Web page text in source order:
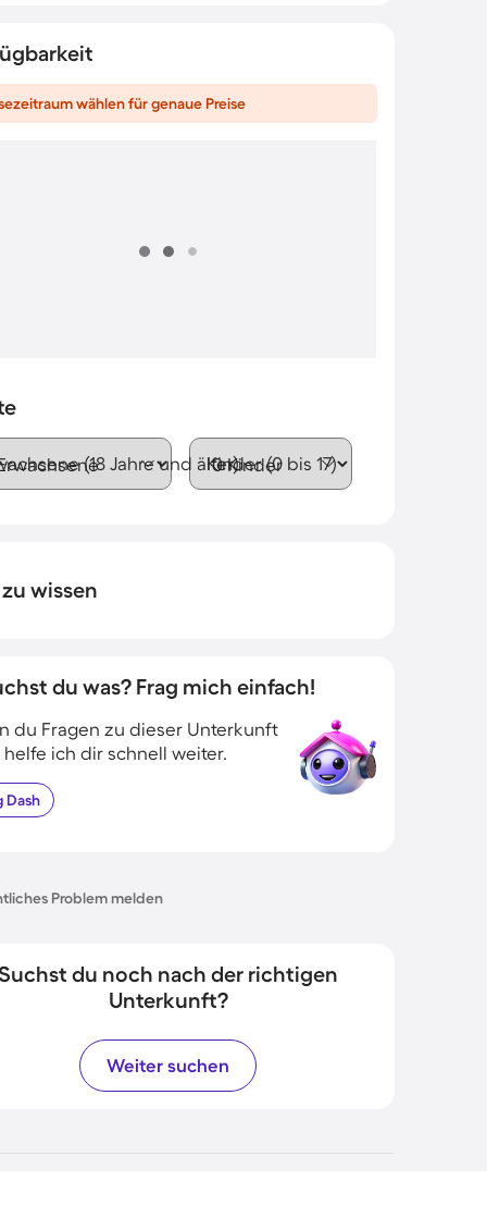
wählen für genaue Preise
(18 Jahre und älter)Kinder (0 bis 17)
wissen
du was? Frag mich einfach!
du Fragen zu dieser Unterkunft
helfe ich dir schnell weiter.
Dash
Problem melden
du noch nach der richtigen
Unterkunft?
Weiter suchen